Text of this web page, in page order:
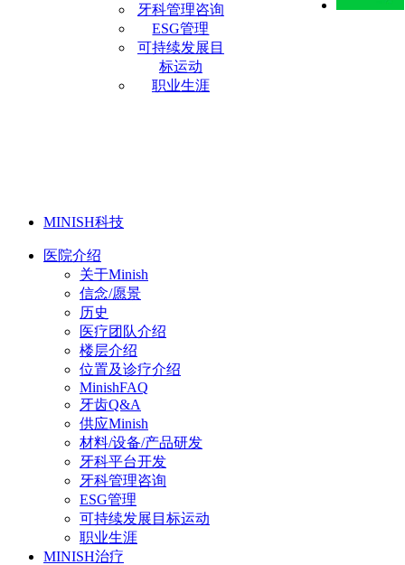
牙科管理咨询
ESG管理
可持续发展目
标运动
职业生涯
MINISH科技
医院介绍
关于Minish
信念/愿景
历史
医疗团队介绍
楼层介绍
位置及诊疗介绍
MinishFAQ
牙齿Q&A
供应Minish
材料/设备/产品研发
牙科平台开发
牙科管理咨询
ESG管理
可持续发展目标运动
职业生涯
MINISH治疗